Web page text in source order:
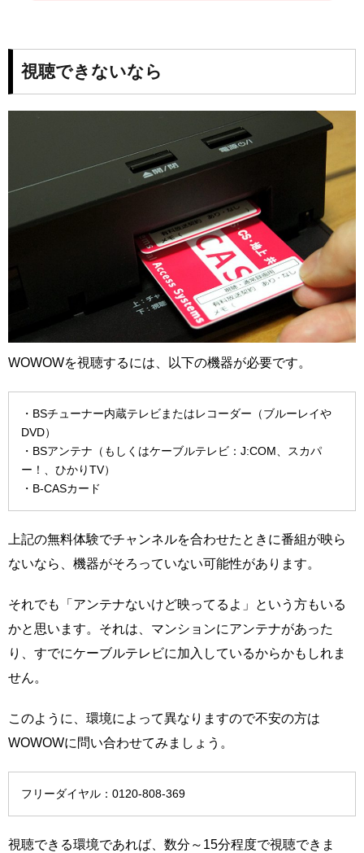
視聴できないなら
WOWOWを視聴するには、以下の機器が必要です。
・BSチューナー内蔵テレビまたはレコーダー（ブルーレイや
DVD）
・BSアンテナ（もしくはケーブルテレビ：J:COM、スカパ
ー！、ひかりTV）
・B-CASカード
上記の無料体験でチャンネルを合わせたときに番組が映ら
ないなら、機器がそろっていない可能性があります。
それでも「アンテナないけど映ってるよ」という方もいる
かと思います。それは、マンションにアンテナがあった
り、すでにケーブルテレビに加入しているからかもしれま
せん。
このように、環境によって異なりますので不安の方は
WOWOWに問い合わせてみましょう。
フリーダイヤル：0120-808-369
視聴できる環境であれば、数分～15分程度で視聴できま